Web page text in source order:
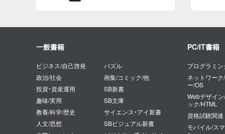
一般書籍
ビジネス/自己啓発
政治/社会
投資・資産運用
趣味/実用
教養/科学/歴史
人文/思想
パズル
画集/コミック/他
SB新書
SB文庫
サイエンス・アイ新書
SBビジュアル新書
PC/IT書籍
プログラミン
ネットワー
ー/OS
Webデザイ
ック/HTML
資格試験関連
モバイル/ス